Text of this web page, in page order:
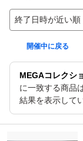
終了日時が近い順
開催中に戻る
MEGAコレクシ
に一致する商品
結果を表示して